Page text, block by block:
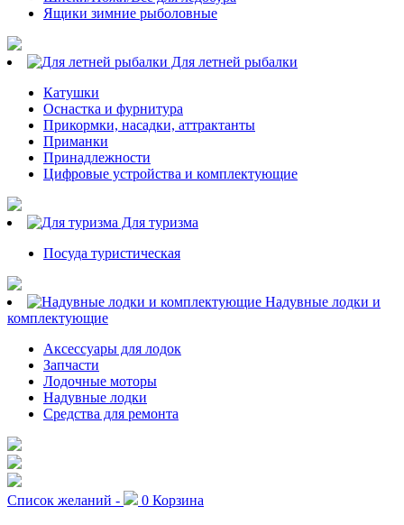
Ящики зимние рыболовные
Для летней рыбалки
Катушки
Оснастка и фурнитура
Прикормки, насадки, аттрактанты
Приманки
Принадлежности
Цифровые устройства и комплектующие
Для туризма
Посуда туристическая
Надувные лодки и
комплектующие
Аксессуары для лодок
Запчасти
Лодочные моторы
Надувные лодки
Средства для ремонта
Список желаний - 0 Корзина